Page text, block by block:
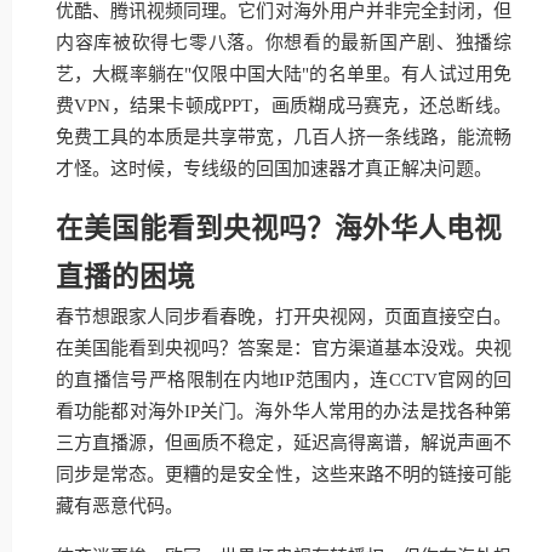
优酷、腾讯视频同理。它们对海外用户并非完全封闭，但
内容库被砍得七零八落。你想看的最新国产剧、独播综
艺，大概率躺在"仅限中国大陆"的名单里。有人试过用免
费VPN，结果卡顿成PPT，画质糊成马赛克，还总断线。
免费工具的本质是共享带宽，几百人挤一条线路，能流畅
才怪。这时候，专线级的回国加速器才真正解决问题。
在美国能看到央视吗？海外华人电视
直播的困境
春节想跟家人同步看春晚，打开央视网，页面直接空白。
在美国能看到央视吗？答案是：官方渠道基本没戏。央视
的直播信号严格限制在内地IP范围内，连CCTV官网的回
看功能都对海外IP关门。海外华人常用的办法是找各种第
三方直播源，但画质不稳定，延迟高得离谱，解说声画不
同步是常态。更糟的是安全性，这些来路不明的链接可能
藏有恶意代码。